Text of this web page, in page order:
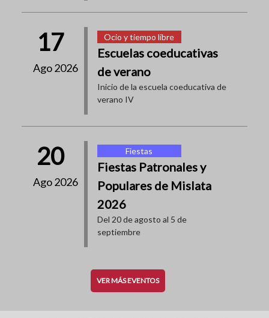
17
Ago 2026
Ocio y tiempo libre
Escuelas coeducativas
de verano
Inicio de la escuela coeducativa de
verano IV
20
Ago 2026
Fiestas
Fiestas Patronales y
Populares de Mislata
2026
Del 20 de agosto al 5 de
septiembre
VER MÁS EVENTOS